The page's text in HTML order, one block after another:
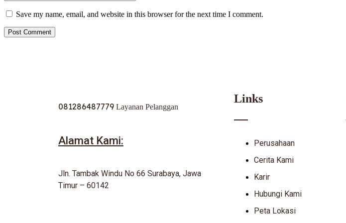
Save my name, email, and website in this browser for the next time I comment.
081286487779 Layanan Pelanggan
Alamat Kami:
Jln. Tambak Windu No 66 Surabaya, Jawa
Timur – 60142
Links
Perusahaan
Cerita Kami
Karir
Hubungi Kami
Peta Lokasi